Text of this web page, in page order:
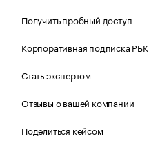
Получить пробный доступ
Корпоративная подписка РБК
Стать экспертом
Отзывы о вашей компании
Поделиться кейсом